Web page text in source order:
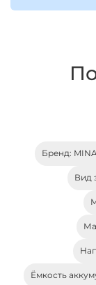
Бренд:
Вид
Ёмкость